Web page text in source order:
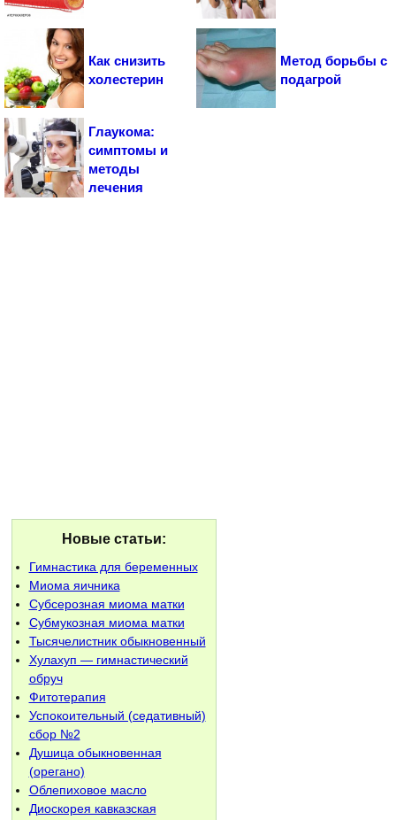
Как снизить
холестерин
Метод борьбы с
подагрой
Глаукома:
симптомы и
методы
лечения
Новые статьи:
Гимнастика для беременных
Миома яичника
Субсерозная миома матки
Субмукозная миома матки
Тысячелистник обыкновенный
Хулахуп — гимнастический
обруч
Фитотерапия
Успокоительный (седативный)
сбор №2
Душица обыкновенная
(орегано)
Облепиховое масло
Диоскорея кавказская